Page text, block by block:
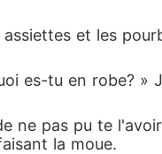
et les
es-tu en robe? »
ne pas pu te
la moue.